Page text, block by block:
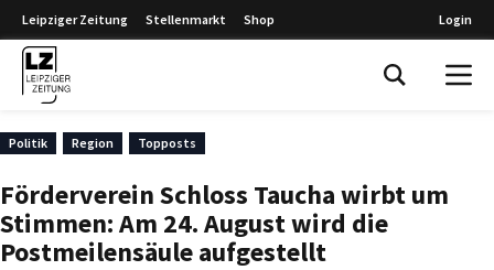
Leipziger Zeitung Stellenmarkt Shop Login
Politik Region Topposts
Förderverein Schloss Taucha wirbt um
Stimmen: Am 24. August wird die
Postmeilensäule aufgestellt